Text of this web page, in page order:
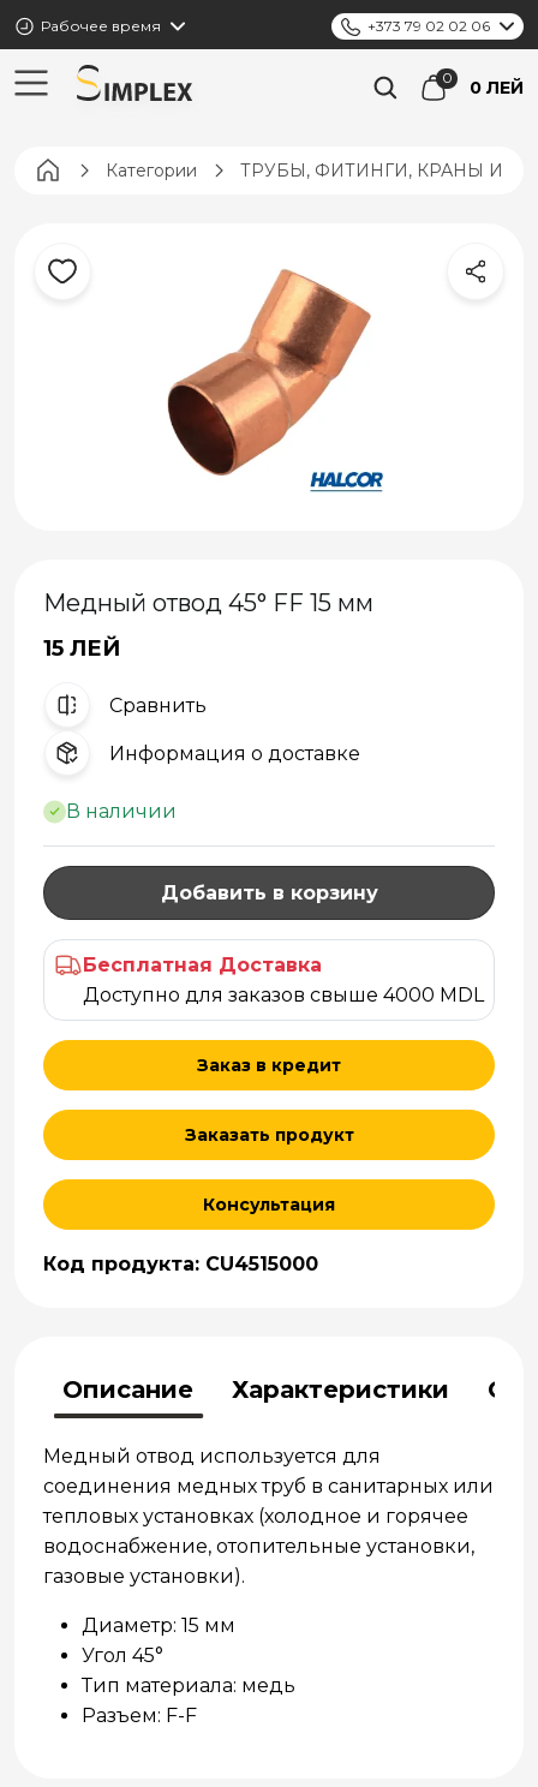
Рабочее время +373 79 02 02 06
0 ЛЕЙ
Pagina principală
Категории ТРУБЫ, ФИТИНГИ, КРАНЫ И
Медный отвод 45° FF 15 мм
15 ЛЕЙ
Cравнить
Информация о доставке
В наличии
Добавить в корзину
Бесплатная Доставка
Доступно для заказов свыше 4000 MDL
Заказ в кредит
Заказать продукт
Консультация
Код продукта: CU4515000
Описание Характеристики
Медный отвод используется для
соединения медных труб в санитарных или
тепловых установках (холодное и горячее
водоснабжение, отопительные установки,
газовые установки).
Диаметр: 15 мм
Угол 45°
Тип материала: медь
Разъем: F-F